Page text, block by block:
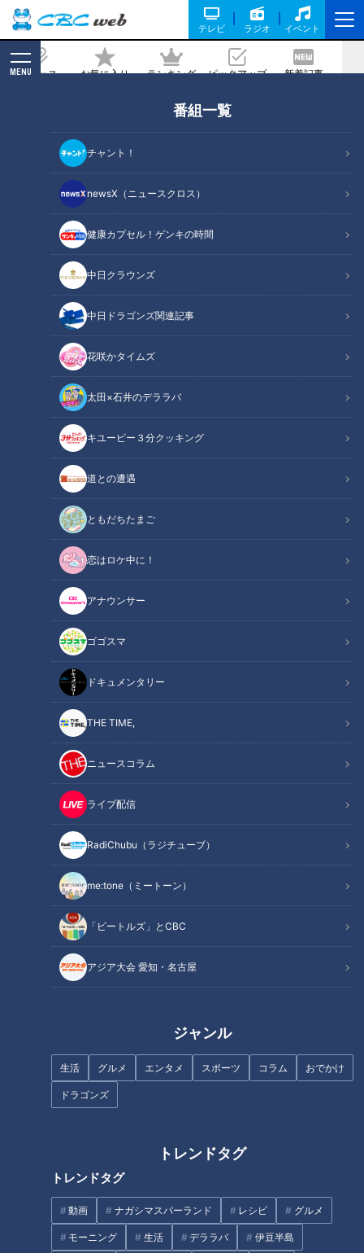
テレビ ラジオ イベント
ニュース お気に入り ランキング ピックアップ 新着記事
MENU
番組一覧
チャント！
newsX（ニュースクロス）
健康カプセル！ゲンキの時間
中日クラウンズ
中日ドラゴンズ関連記事
花咲かタイムズ
太田×石井のデララバ
キユーピー３分クッキング
道との遭遇
ともだちたまご
恋はロケ中に！
アナウンサー
ゴゴスマ
ドキュメンタリー
THE TIME,
ニュースコラム
ライブ配信
RadiChubu（ラジチューブ）
me:tone（ミートーン）
「ビートルズ」とCBC
アジア大会 愛知・名古屋
ジャンル
生活 グルメ エンタメ スポーツ コラム おでかけ
ドラゴンズ
トレンドタグ
トレンドタグ
動画 ナガシマスパーランド レシピ グルメ
モーニング 生活 デララバ 伊豆半島
【キユーピー３分クッキング】
記事に戻る
CBCテレビ：画像『キユーピー3分クッキング』
この記事の画像
この記事を見たあなたへのおすすめ
「いさきのわさびあんかけ」の
作り方【キユーピー３分クッキ
「ベーコンとコーンのケークサ
レ」の作り方【キユーピー３分
クッキング】
「えびとアボカドのタルティー
ヌ」の作り方【キユーピー３分
「カレーそぼろのもちピザ」の
作り方【キユーピー３分クッキ
げ」の作り方【キユーピー３分
の作り方【キユーピー３分クッ
タグ